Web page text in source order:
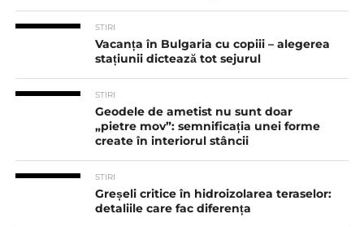
STIRI
Vacanța în Bulgaria cu copiii – alegerea
stațiunii dictează tot sejurul
STIRI
Geodele de ametist nu sunt doar
„pietre mov”: semnificația unei forme
create în interiorul stâncii
STIRI
Greșeli critice în hidroizolarea teraselor:
detaliile care fac diferența